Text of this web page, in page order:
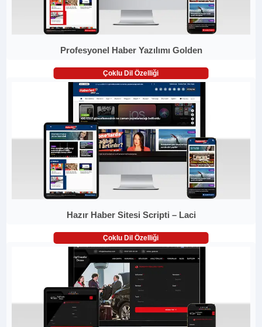
Profesyonel Haber Yazılımı Golden
Çoklu Dil Özelliği
Hazır Haber Sitesi Scripti – Laci
Çoklu Dil Özelliği